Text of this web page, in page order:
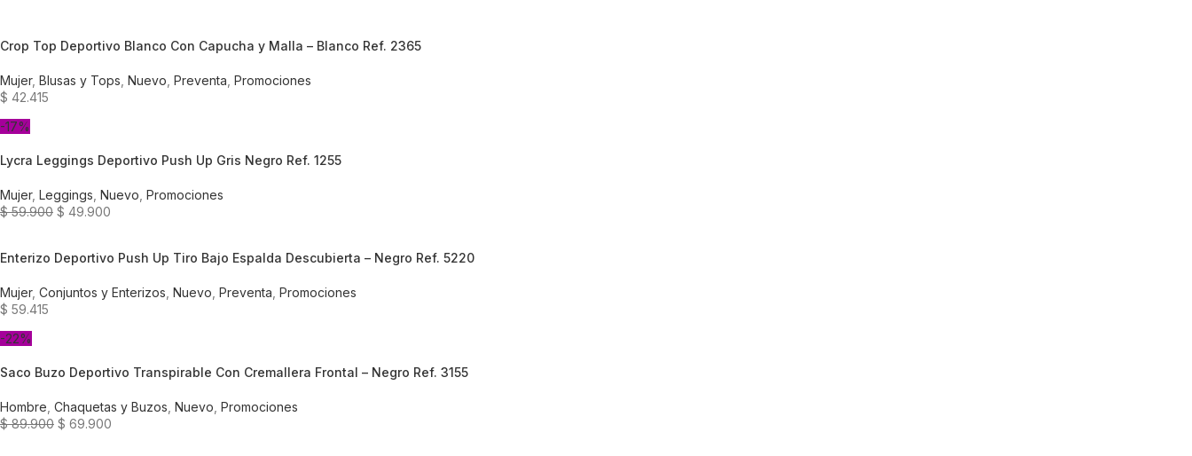
Crop Top Deportivo Blanco Con Capucha y Malla – Blanco Ref. 2365
Mujer, Blusas y Tops Nuevo Preventa Promociones
$ 42.415
-17%
Lycra Leggings Deportivo Push Up Gris Negro Ref. 1255
Mujer, Leggings Nuevo Promociones
$59.900 $ 49.900
Enterizo Deportivo Push Up Tiro Bajo Espalda Descubierta – Negro Ref. 5220
Mujer, Conjuntos y Enterizos Nuevo Preventa Promociones
$ 59.415
-22%
Saco Buzo Deportivo Transpirable Con Cremallera Frontal – Negro Ref. 3155
Hombre Chaquetas y Buzos Nuevo Promociones
$89.900 $ 69.900